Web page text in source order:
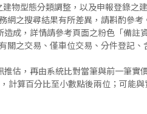
物型態分類調整，以及申報登錄之
網之搜尋結果有所差異，請斟酌參考
成，詳情請參考頁面之粉色「備
關之交易、僅車位交易、分件登記
估，再由系統比對當筆與前一筆
算百分比至小數點後兩位；可能